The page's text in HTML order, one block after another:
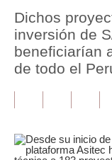
Política
Tu Dinero
Finanzas
Opinión
Dichos
inversión de
beneficiarían
de todo el